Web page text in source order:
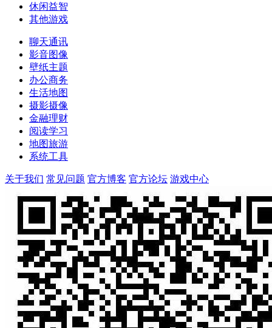
休闲益智
其他游戏
聊天通讯
影音图像
壁纸主题
办公商务
生活地图
摄影摄像
金融理财
阅读学习
地图旅游
系统工具
关于我们 常见问题 官方博客 官方论坛 游戏中心